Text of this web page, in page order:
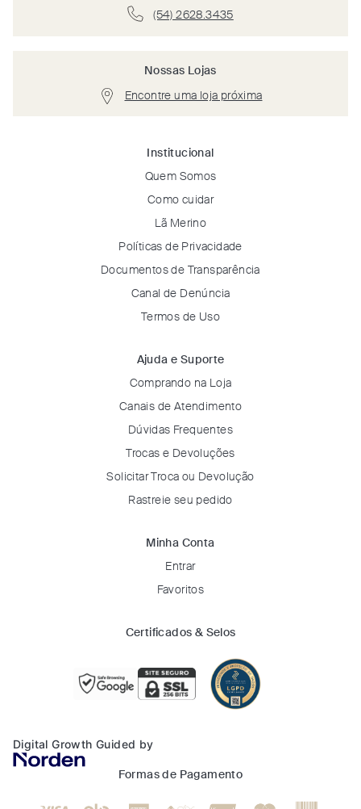
(54) 2628.3435
Nossas Lojas
Encontre uma loja próxima
Institucional
Quem Somos
Como cuidar
Lã Merino
Políticas de Privacidade
Documentos de Transparência
Canal de Denúncia
Termos de Uso
Ajuda e Suporte
Comprando na Loja
Canais de Atendimento
Dúvidas Frequentes
Trocas e Devoluções
Solicitar Troca ou Devolução
Rastreie seu pedido
Minha Conta
Entrar
Favoritos
Certificados & Selos
Digital Growth Guided by
Formas de Pagamento